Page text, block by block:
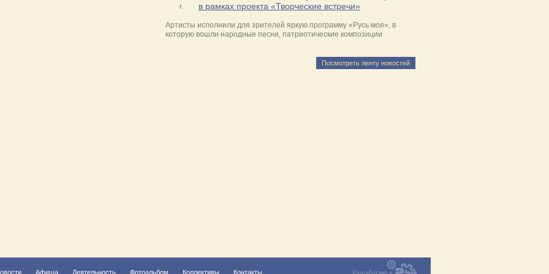
г.
в рамках проекта «Творческие встречи»
Артисты исполнили для зрителей яркую программу «Русь моя», в
которую вошли народные песни, патриотические композиции
Посмотреть ленту новостей
Афиша Деятельность Фотоальбом Коллективы Контакты